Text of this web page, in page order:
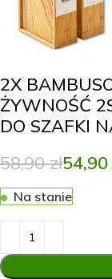
2X
ŻYWNOŚĆ
DO SZAFKI
58,90zł54,90
Na stanie